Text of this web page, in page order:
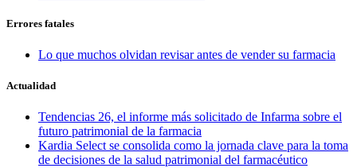
Errores fatales
Lo que muchos olvidan revisar antes de vender su farmacia
Actualidad
Tendencias 26, el informe más solicitado de Infarma sobre el
futuro patrimonial de la farmacia
Kardia Select se consolida como la jornada clave para la toma
de decisiones de la salud patrimonial del farmacéutico